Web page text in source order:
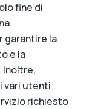
fine di
garantire la
e la
Inoltre,
vari utenti
richiesto